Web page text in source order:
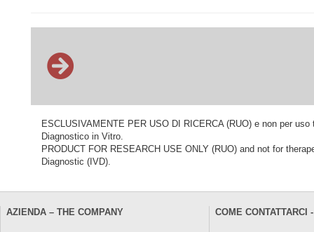
ESCLUSIVAMENTE PER USO DI RICERCA (RUO) e non per
Diagnostico in Vitro.
PRODUCT FOR RESEARCH USE ONLY (RUO) and not for
Diagnostic (IVD).
AZIENDA – THE COMPANY COME CONTATTARCI